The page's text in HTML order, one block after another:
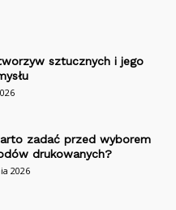
sztucznych i jego
zadać przed wyborem
drukowanych?
2026